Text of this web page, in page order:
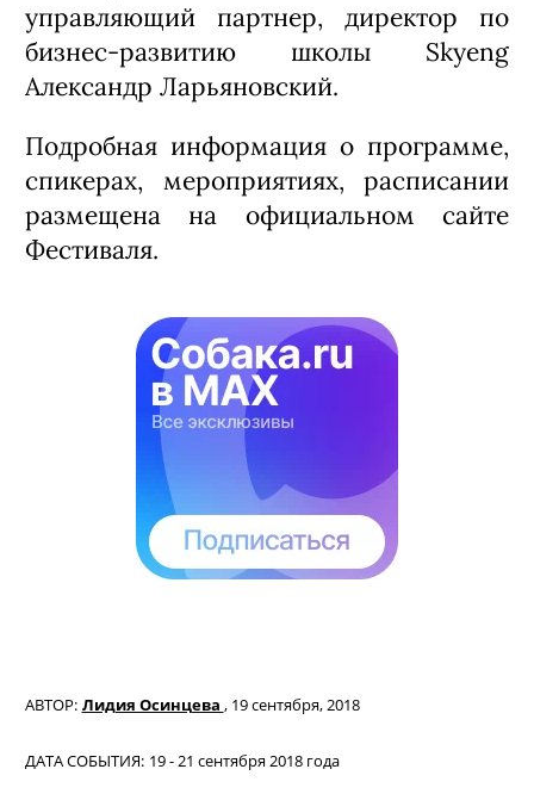
управляющий партнер, директор по
бизнес-развитию школы Skyeng
Александр Ларьяновский.
Подробная информация о программе,
спикерах, мероприятиях, расписании
размещена на официальном сайте
Фестиваля.
АВТОР: Лидия Осинцева , 19 сентября, 2018
ДАТА СОБЫТИЯ: 19 - 21 сентября 2018 года